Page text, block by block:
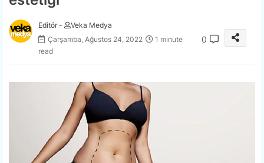
Editör -
Veka Medya
Çarşamba, Ağustos 24, 2022
1 minute
read
0